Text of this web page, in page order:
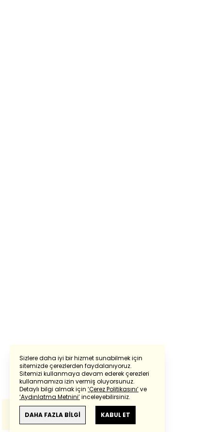
Sizlere daha iyi bir hizmet sunabilmek için
sitemizde çerezlerden faydalanıyoruz.
Sitemizi kullanmaya devam ederek çerezleri
kullanmamıza izin vermiş oluyorsunuz.
Detaylı bilgi almak için ‘Çerez Politikasını’ve
‘Aydınlatma Metnini’inceleyebilirsiniz.
DAHA FAZLA BİLGİ KABUL ET
Powered by Translate
Bu çevirideGoogle Transletekullanılmıştır.
Anlam ve çeviri hatalarından
haberturk.com
sorumlu değildir.